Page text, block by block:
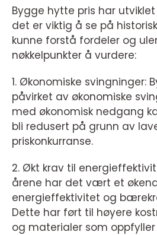
Bygge hytte pris har
det er viktig å se på
kunne forstå fordeler og
nøkkelpunkter å vurdere:
1. Økonomiske svingninger:
påvirket av økonomiske
med økonomisk nedgang
bli redusert på grunn av
priskonkurranse.
2. Økt krav til
årene har det vært et
energieffektivitet og
Dette har ført til høyere
og materialer som oppfyller